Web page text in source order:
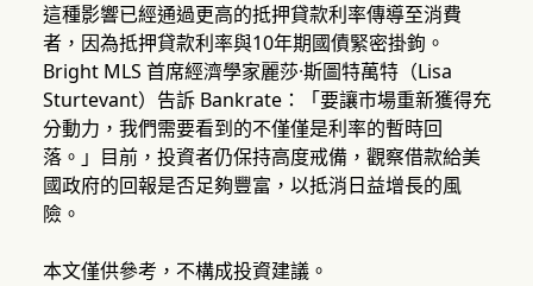
這種影響已經通過更高的抵押貸款利率傳導至消費
者，因為抵押貸款利率與10年期國債緊密掛鉤。
Bright MLS 首席經濟學家麗莎·斯圖特萬特（Lisa
Sturtevant）告訴 Bankrate：「要讓市場重新獲得充
分動力，我們需要看到的不僅僅是利率的暫時回
落。」目前，投資者仍保持高度戒備，觀察借款給美
國政府的回報是否足夠豐富，以抵消日益增長的風
險。
本文僅供參考，不構成投資建議。